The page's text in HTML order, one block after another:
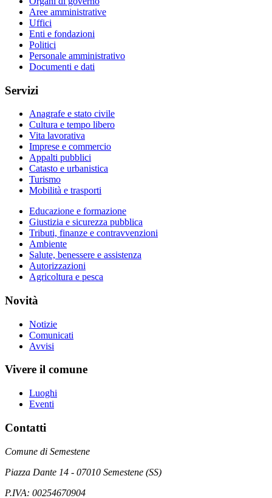
Aree amministrative
Uffici
Enti e fondazioni
Politici
Personale amministrativo
Documenti e dati
Servizi
Anagrafe e stato civile
Cultura e tempo libero
Vita lavorativa
Imprese e commercio
Appalti pubblici
Catasto e urbanistica
Turismo
Mobilità e trasporti
Educazione e formazione
Giustizia e sicurezza pubblica
Tributi, finanze e contravvenzioni
Ambiente
Salute, benessere e assistenza
Autorizzazioni
Agricoltura e pesca
Novità
Notizie
Comunicati
Avvisi
Vivere il comune
Luoghi
Eventi
Contatti
Comune di Semestene
Piazza Dante 14 - 07010 Semestene (SS)
P.IVA: 00254670904